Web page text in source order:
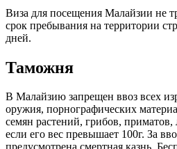
Виза для посещения Малайзии не
срок пребывания на территории
дней.
Таможня
В Малайзию запрещен ввоз всех
оружия, порнографических
семян растений, грибов, приматов,
если его вес превышает 100г. За